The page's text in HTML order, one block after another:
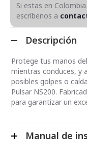
Si estas en
escríbenos a
Descripción
Protege tus manos
mientras conduces, y
posibles golpes o
Pulsar NS200.
para garantizar un
Manual de